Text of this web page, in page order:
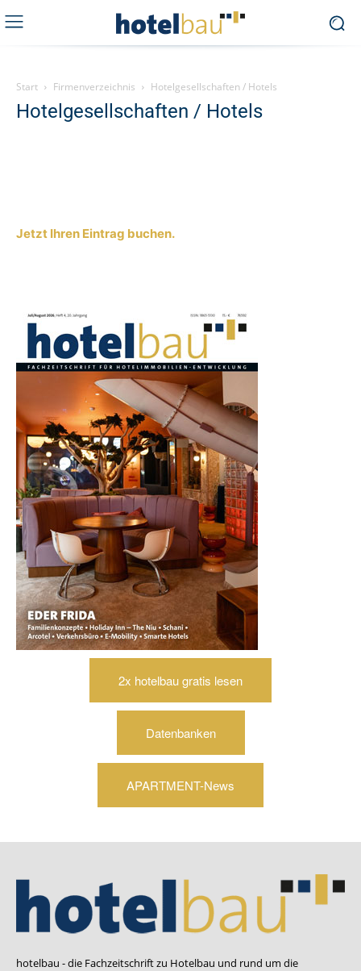
Start Firmenverzeichnis Hotelgesellschaften / Hotels
Hotelgesellschaften / Hotels
Jetzt Ihren Eintrag buchen.
2x hotelbau gratis lesen
Datenbanken
APARTMENT-News
hotelbau - die Fachzeitschrift zu Hotelbau und rund um die